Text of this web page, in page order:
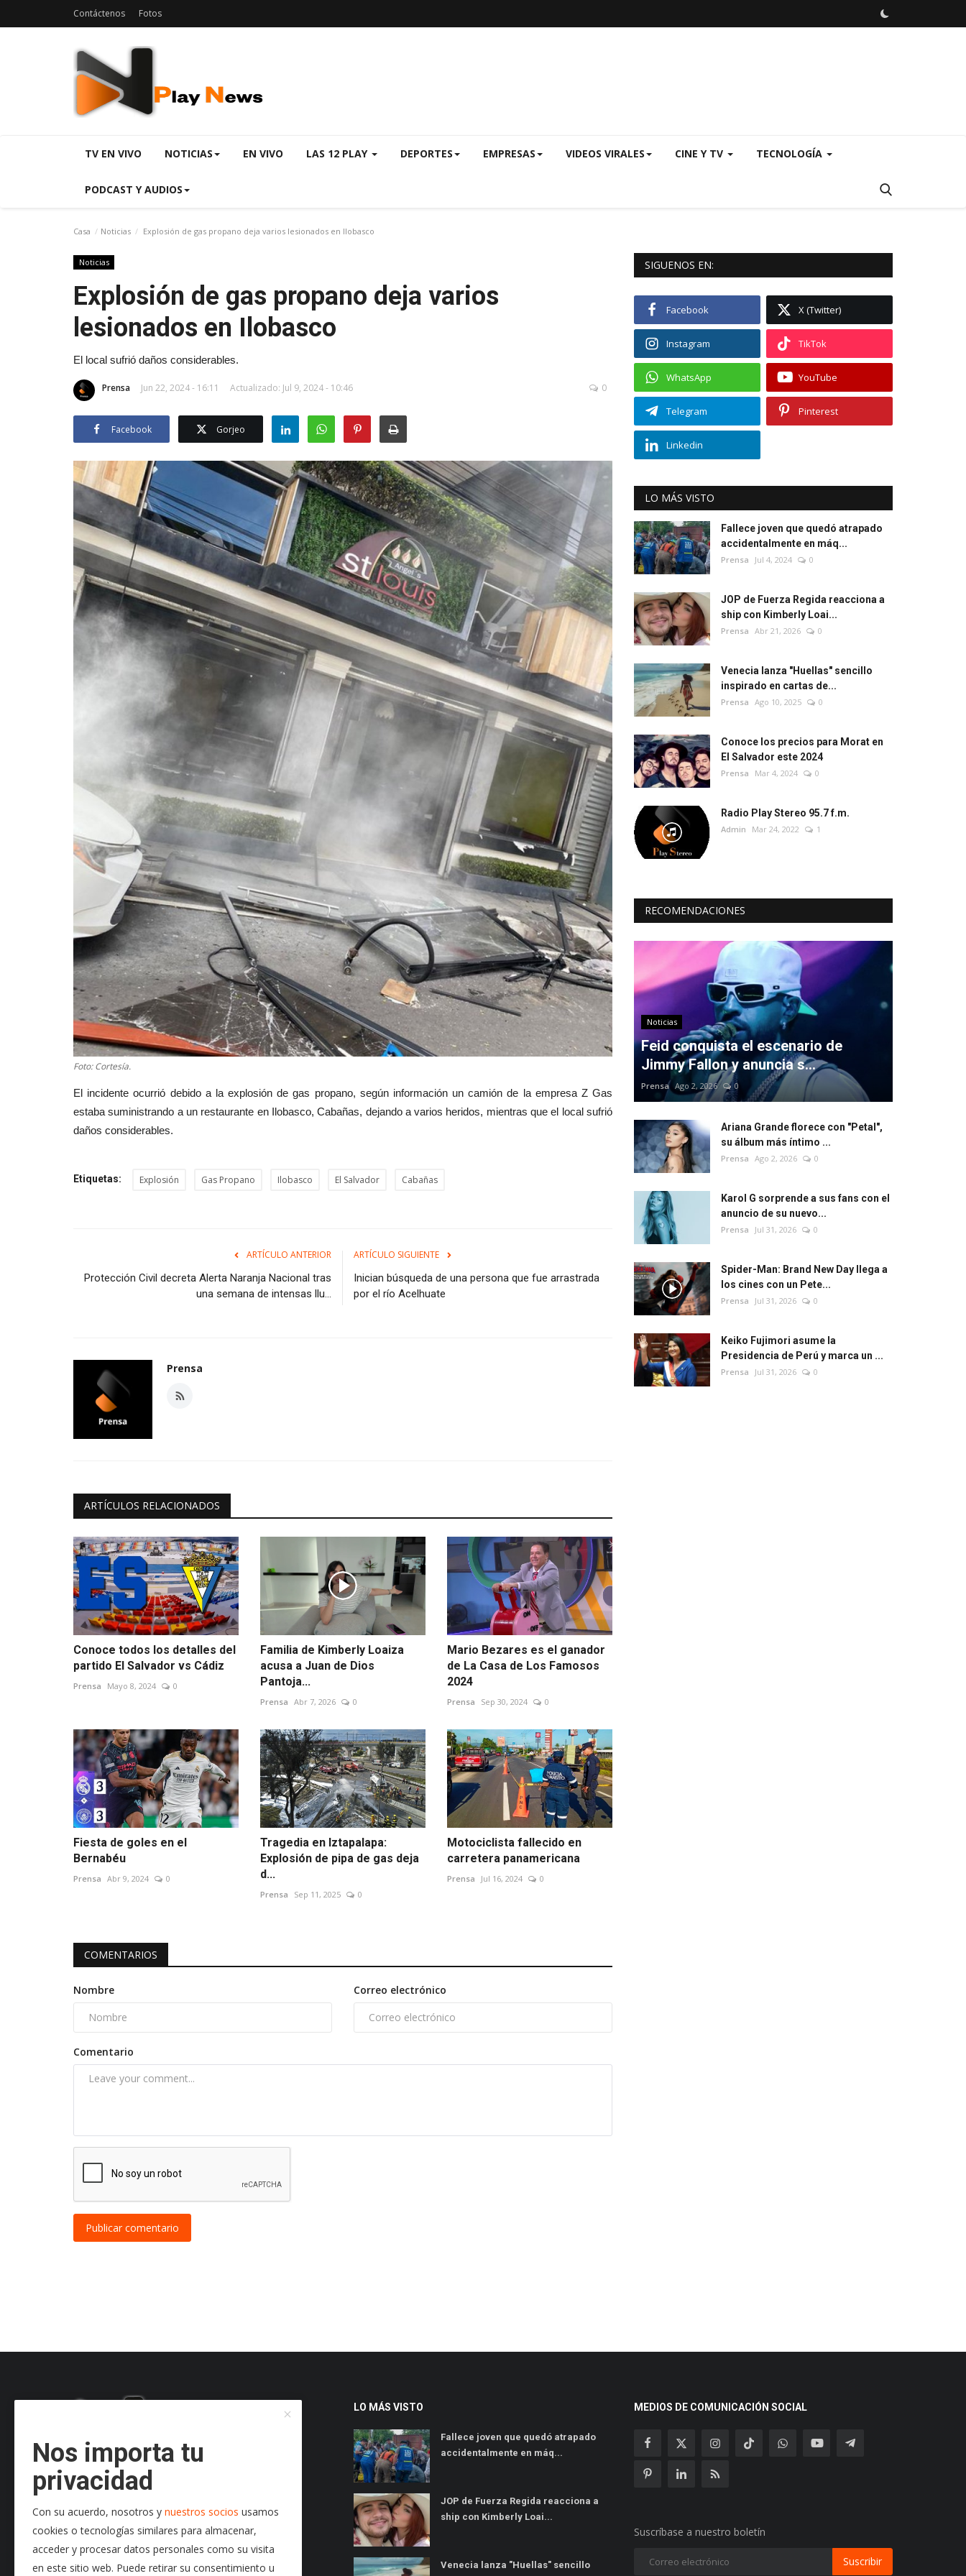
Contáctenos Fotos
TV EN VIVO NOTICIAS EN VIVO LAS 12 PLAY DEPORTES EMPRESAS VIDEOS VIRALES CINE Y TV TECNOLOGÍA
PODCAST Y AUDIOS
Casa Noticias Explosión de gas propano deja varios lesionados en Ilobasco
Noticias
Explosión de gas propano deja varios
lesionados en Ilobasco
El local sufrió daños considerables.
Prensa Jun 22, 2024 - 16:11 Actualizado: Jul 9, 2024 - 10:46 0
Facebook Gorjeo
Foto: Cortesía.
El incidente ocurrió debido a la explosión de gas propano, según información un camión de la empresa Z Gas
estaba suministrando a un restaurante en Ilobasco, Cabañas, dejando a varios heridos, mientras que el local sufrió
daños considerables.
Etiquetas: Explosión Gas Propano Ilobasco El Salvador Cabañas
ARTÍCULO ANTERIOR
Protección Civil decreta Alerta Naranja Nacional tras
una semana de intensas llu...
ARTÍCULO SIGUIENTE
Inician búsqueda de una persona que fue arrastrada
por el río Acelhuate
Prensa
ARTÍCULOS RELACIONADOS
Conoce todos los detalles del
partido El Salvador vs Cádiz
Prensa Mayo 8, 2024 0
Familia de Kimberly Loaiza
acusa a Juan de Dios
Pantoja...
Prensa Abr 7, 2026 0
Mario Bezares es el ganador
de La Casa de Los Famosos
2024
Prensa Sep 30, 2024 0
Fiesta de goles en el
Bernabéu
Prensa Abr 9, 2024 0
Tragedia en Iztapalapa:
Explosión de pipa de gas deja
d...
Prensa Sep 11, 2025 0
Motociclista fallecido en
carretera panamericana
Prensa Jul 16, 2024 0
COMENTARIOS
Nombre Correo electrónico
Comentario
Publicar comentario
SIGUENOS EN:
Facebook X (Twitter)
Instagram TikTok
WhatsApp YouTube
Telegram Pinterest
Linkedin
LO MÁS VISTO
Fallece joven que quedó atrapado
accidentalmente en máq...
Prensa Jul 4, 2024 0
JOP de Fuerza Regida reacciona a
ship con Kimberly Loai...
Prensa Abr 21, 2026 0
Venecia lanza "Huellas" sencillo
inspirado en cartas de...
Prensa Ago 10, 2025 0
Conoce los precios para Morat en
El Salvador este 2024
Prensa Mar 4, 2024 0
Radio Play Stereo 95.7 f.m.
Admin Mar 24, 2022 1
RECOMENDACIONES
Noticias
Feid conquista el escenario de
Jimmy Fallon y anuncia s...
Prensa Ago 2, 2026 0
Ariana Grande florece con "Petal",
su álbum más íntimo ...
Prensa Ago 2, 2026 0
Karol G sorprende a sus fans con el
anuncio de su nuevo...
Prensa Jul 31, 2026 0
Spider-Man: Brand New Day llega a
los cines con un Pete...
Prensa Jul 31, 2026 0
Keiko Fujimori asume la
Presidencia de Perú y marca un ...
Prensa Jul 31, 2026 0
LO MÁS VISTO
Fallece joven que quedó atrapado
accidentalmente en máq...
JOP de Fuerza Regida reacciona a
ship con Kimberly Loai...
Venecia lanza "Huellas" sencillo
MEDIOS DE COMUNICACIÓN SOCIAL
Suscríbase a nuestro boletín
Suscribir
Nos importa tu
privacidad
Con su acuerdo, nosotros y nuestros socios usamos
cookies o tecnologías similares para almacenar,
acceder y procesar datos personales como su visita
en este sitio web. Puede retirar su consentimiento u